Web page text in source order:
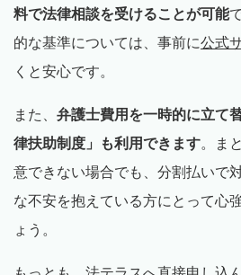
料で法律相談を受けることが可能
的な基準については、事前に公式
くと安心です。
また、 弁護士費用を一時的に立て
律扶助制度」も利用できます。ま
意できない場合でも、分割払いで
な不安を抱えている方にとって心
ょう。